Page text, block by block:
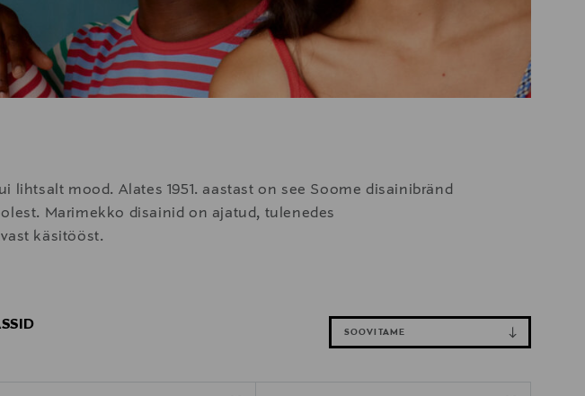
mood. Alates 1951. aastast on see Soome disainibränd
Marimekko disainid on ajatud, tulenedes
käsitööst.
SOOVITAME